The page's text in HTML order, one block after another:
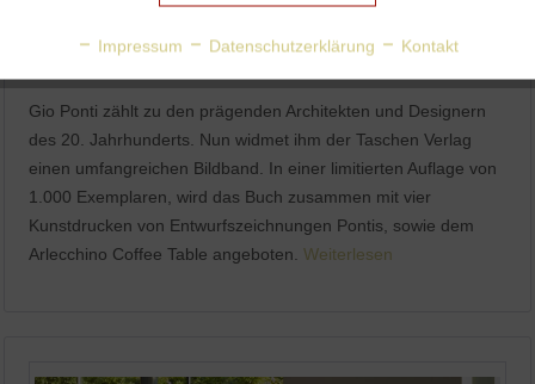
veröffentlicht am Freitag, 23. April 2021
Gio Ponti zählt zu den prägenden Architekten und Designern
des 20. Jahrhunderts. Nun widmet ihm der Taschen Verlag
einen umfangreichen Bildband. In einer limitierten Auflage von
1.000 Exemplaren, wird das Buch zusammen mit vier
Kunstdrucken von Entwurfszeichnungen Pontis, sowie dem
Arlecchino Coffee Table angeboten.Weiterlesen
Personalisierung
Service Aktiv
Impressum Datenschutzerklärung Kontakt